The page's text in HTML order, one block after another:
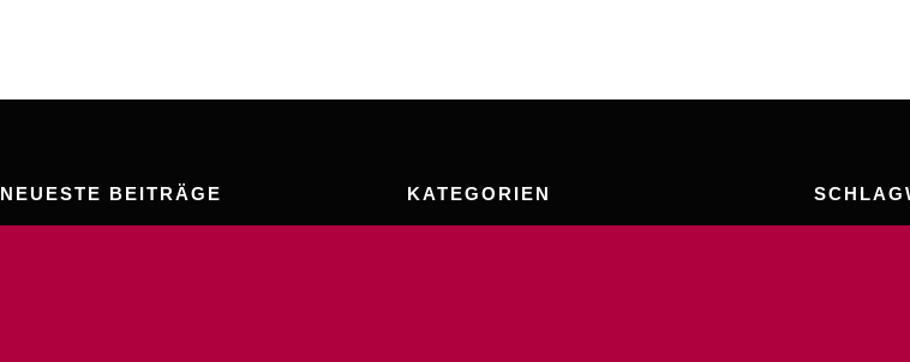
NEUESTE BEITRÄGE KATEGORIEN